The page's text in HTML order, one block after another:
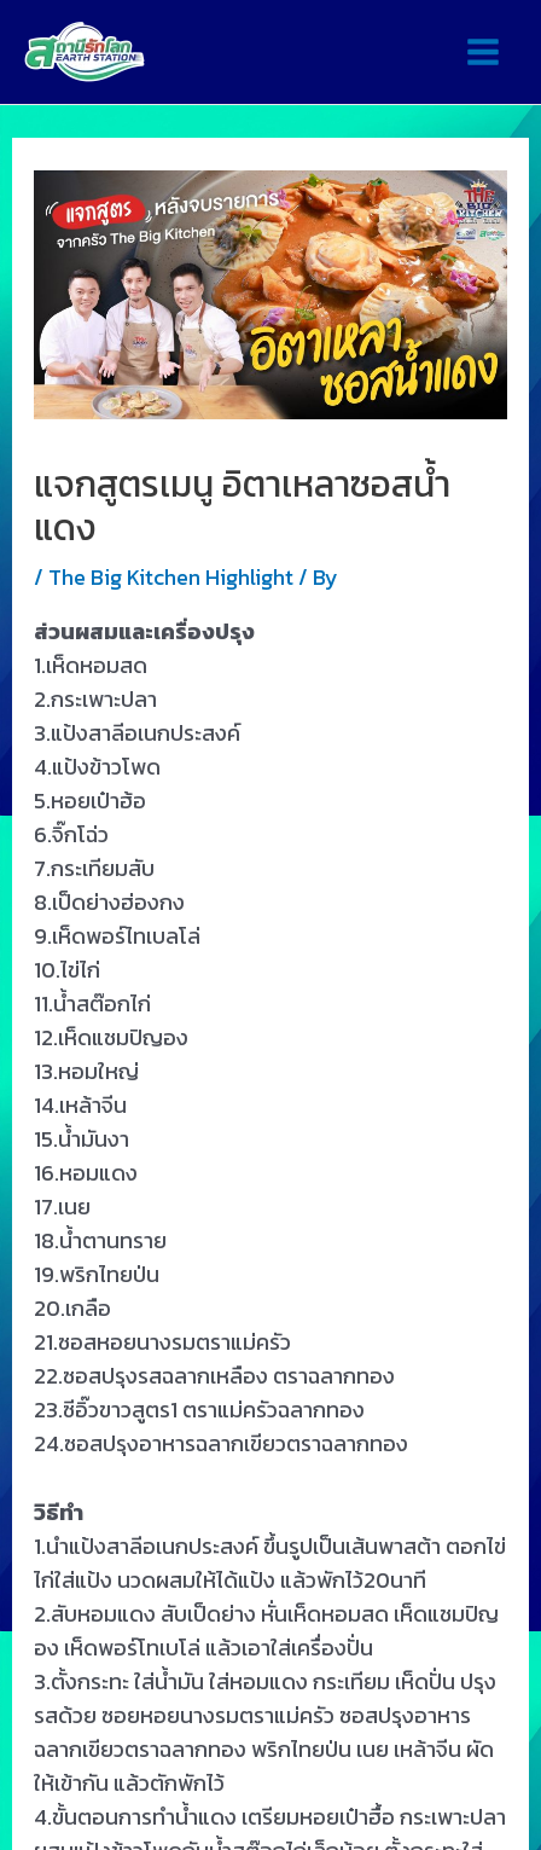
แจกสูตรเมนู อิตาเหลาซอสน้ำ
แดง
/ The Big Kitchen Highlight/ By
ส่วนผสมและเครื่องปรุง
1.เห็ดหอมสด
2.กระเพาะปลา
3.แป้งสาลีอเนกประสงค์
4.แป้งข้าวโพด
5.หอยเป๋าฮ้อ
6.จิ๊กโฉ่ว
7.กระเทียมสับ
8.เป็ดย่างฮ่องกง
9.เห็ดพอร์ไทเบลโล่
10.ไข่ไก่
11.น้ำสต๊อกไก่
12.เห็ดแชมปิญอง
13.หอมใหญ่
14.เหล้าจีน
15.น้ำมันงา
16.หอมแดง
17.เนย
18.น้ำตานทราย
19.พริกไทยป่น
20.เกลือ
21.ซอสหอยนางรมตราแม่ครัว
22.ซอสปรุงรสฉลากเหลือง ตราฉลากทอง
23.ซีอิ๊วขาวสูตร1 ตราแม่ครัวฉลากทอง
24.ซอสปรุงอาหารฉลากเขียวตราฉลากทอง
วิธีทำ
1.นำแป้งสาลีอเนกประสงค์ ขึ้นรูปเป็นเส้นพาสต้า ตอกไข่
ไก่ใส่แป้ง นวดผสมให้ได้แป้ง แล้วพักไว้20นาที
2.สับหอมแดง สับเป็ดย่าง หั่นเห็ดหอมสด เห็ดแชมปิญ
อง เห็ดพอร์โทเบโล่ แล้วเอาใส่เครื่องปั่น
3.ตั้งกระทะ ใส่น้ำมัน ใส่หอมแดง กระเทียม เห็ดปั่น ปรุง
รสด้วย ซอยหอยนางรมตราแม่ครัว ซอสปรุงอาหาร
ฉลากเขียวตราฉลากทอง พริกไทยป่น เนย เหล้าจีน ผัด
ให้เข้ากัน แล้วตักพักไว้
4.ขั้นตอนการทำน้ำแดง เตรียมหอยเป๋าฮื้อ กระเพาะปลา